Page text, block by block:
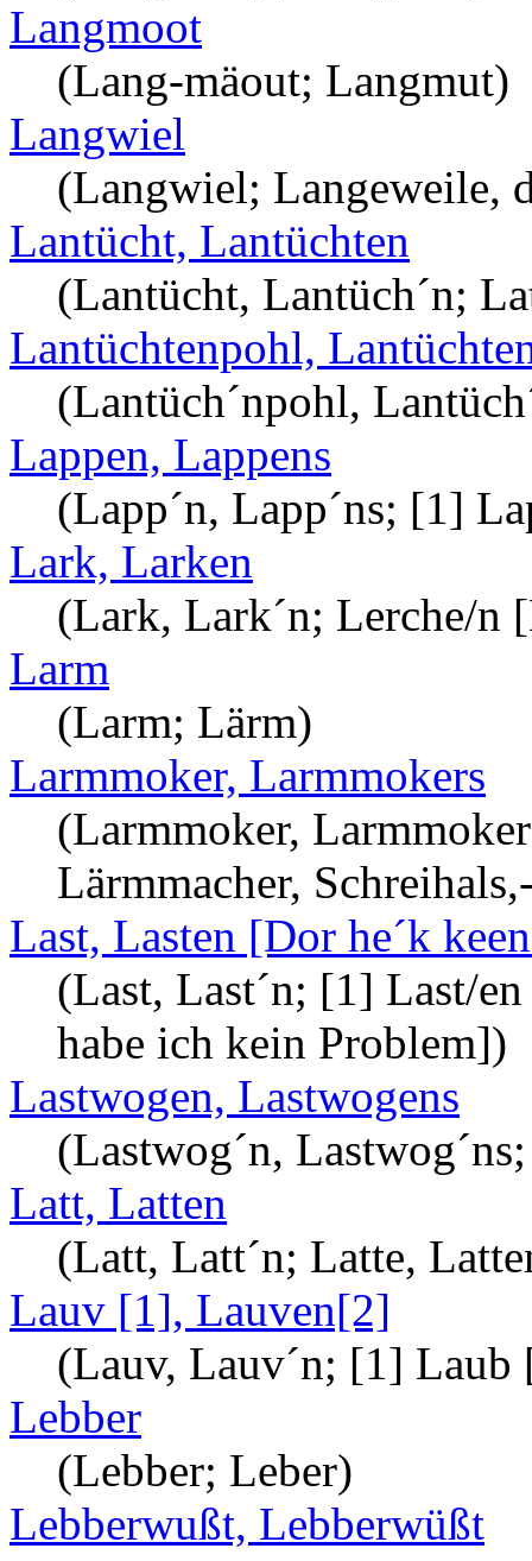
Langmoot
(Lang-mäout; Langmut)
Langwiel
(Langwiel; Langeweile,
Lantücht, Lantüchten
(Lantücht, Lantüch´n;
Lantüchtenpohl,
(Lantüch´npohl,
Lappen, Lappens
(Lapp´n, Lapp´ns; [1]
Lark, Larken
(Lark, Lark´n; Lerche/n
Larm
(Larm; Lärm)
Larmmoker, Larmmokers
(Larmmoker,
Lärmmacher,
Last, Lasten [Dor he´k
(Last, Last´n; [1] Last/
habe ich kein Problem])
Lastwogen, Lastwogens
(Lastwog´n,
Latt, Latten
(Latt, Latt´n; Latte,
Lauv [1], Lauven[2]
(Lauv, Lauv´n; [1]
Lebber
(Lebber; Leber)
Lebberwußt, Lebberwüßt